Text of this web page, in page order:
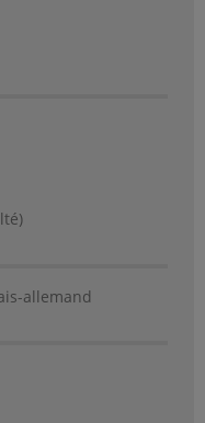
allemand